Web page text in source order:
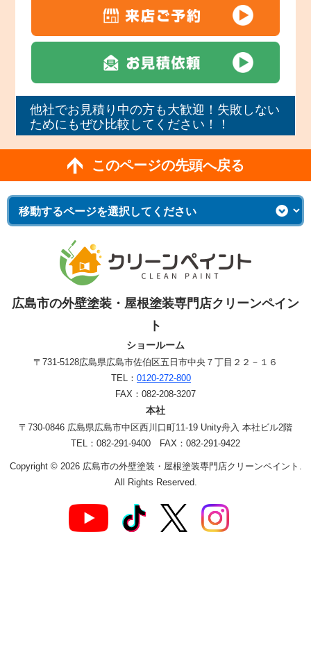
他社でお見積り中の方も大歓迎！失敗しない
ためにもぜひ比較してください！！
このページの先頭へ戻る
広島市の外壁塗装・屋根塗装専門店クリーンペイン
ト
ショールーム
〒731-5128広島県広島市佐伯区五日市中央７丁目２２－１６
TEL： 0120-272-800
FAX：082-208-3207
本社
〒730-0846 広島県広島市中区西川口町11-19 Unity舟入 本社ビル2階
TEL：082-291-9400 FAX：082-291-9422
Copyright © 2026 広島市の外壁塗装・屋根塗装専門店クリーンペイント.
All Rights Reserved.